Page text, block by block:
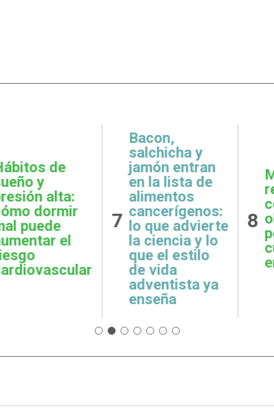
entran
de
advierte
y lo
estilo
Metas
realistas:
cómo definir
objetivos
posibles y
cuidar la salud
emocional
9
qué
la